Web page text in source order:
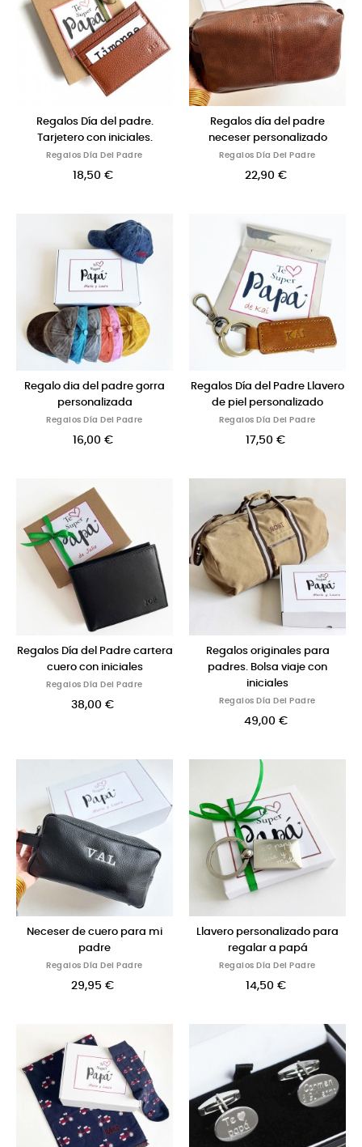
Regalos Día del padre.
Tarjetero con iniciales.
Regalos Día Del Padre
18,50 €
Regalos día del padre
neceser personalizado
Regalos Día Del Padre
22,90 €
Regalo dia del padre gorra
personalizada
Regalos Día Del Padre
16,00 €
Regalos Día del Padre Llavero
de piel personalizado
Regalos Día Del Padre
17,50 €
Regalos Día del Padre cartera
cuero con iniciales
Regalos Día Del Padre
38,00 €
Regalos originales para
padres. Bolsa viaje con
iniciales
Regalos Día Del Padre
49,00 €
Neceser de cuero para mi
padre
Regalos Día Del Padre
29,95 €
Llavero personalizado para
regalar a papá
Regalos Día Del Padre
14,50 €